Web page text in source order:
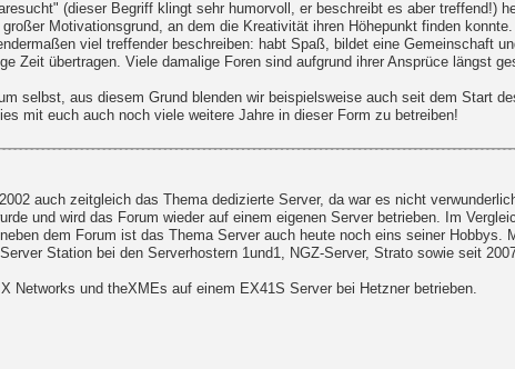
(dieser Begriff klingt sehr humorvoll, er beschreibt es aber treffend!)
Motivationsgrund, an dem die Kreativität ihren Höhepunkt finden
viel treffender beschreiben: habt Spaß, bildet eine Gemeinschaft
Zeit übertragen. Viele damalige Foren sind aufgrund ihrer Ansprüce längst
selbst, aus diesem Grund blenden wir beispielsweise auch seit dem Start
mit euch auch noch viele weitere Jahre in dieser Form zu betreiben!
auch zeitgleich das Thema dedizierte Server, da war es nicht
und wird das Forum wieder auf einem eigenen Server betrieben. Im
dem Forum ist das Thema Server auch heute noch eins seiner Hobbys.
Station bei den Serverhostern 1und1, NGZ-Server, Strato sowie seit
Networks und theXMEs auf einem EX41S Server bei Hetzner betrieben.